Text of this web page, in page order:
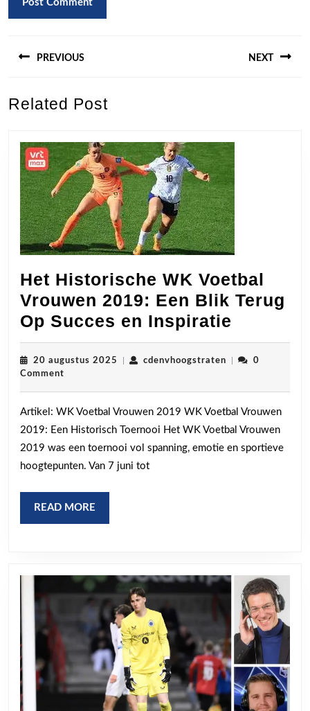
PREVIOUS
post:
NEXT
Related Post
Het Historische WK Voetbal
Vrouwen 2019: Een Blik Terug
Op Succes en Inspiratie
WK
Vrouwen
2019:
Een
20 augustus 2025 20
cdenvhoogstratencdenvhoogstraten
0
Comment
Artikel: WK Voetbal Vrouwen 2019 WK Voetbal Vrouwen
2019: Een Historisch Toernooi Het WK Voetbal Vrouwen
2019 was een toernooi vol spanning, emotie en sportieve
hoogtepunten. Van 7 juni tot
READ MORE
MORE